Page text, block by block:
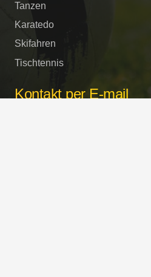
Tanzen
Karatedo
Skifahren
Tischtennis
Kontakt per E-mail